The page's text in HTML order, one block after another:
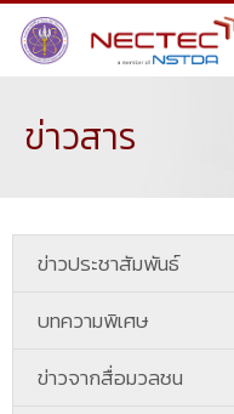
ข่าวสาร
ข่าวประชาสัมพันธ์
บทความพิเศษ
ข่าวจากสื่อมวลชน